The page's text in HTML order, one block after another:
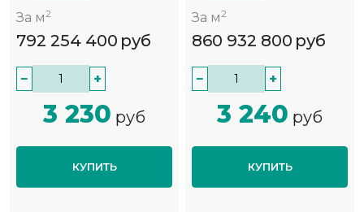
За м2
792 254 400 руб
− +
3 230 руб
КУПИТЬ
За м2
860 932 800 руб
− +
3 240 руб
КУПИТЬ